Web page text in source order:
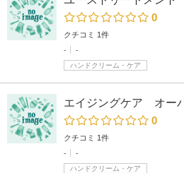
0
クチコミ 1件
-
-
ハンドクリーム・ケア
エイジングケア オー
0
クチコミ 1件
-
-
ハンドクリーム・ケア